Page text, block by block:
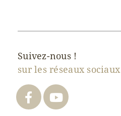
Email *
Suivez-nous !
sur les réseaux sociaux